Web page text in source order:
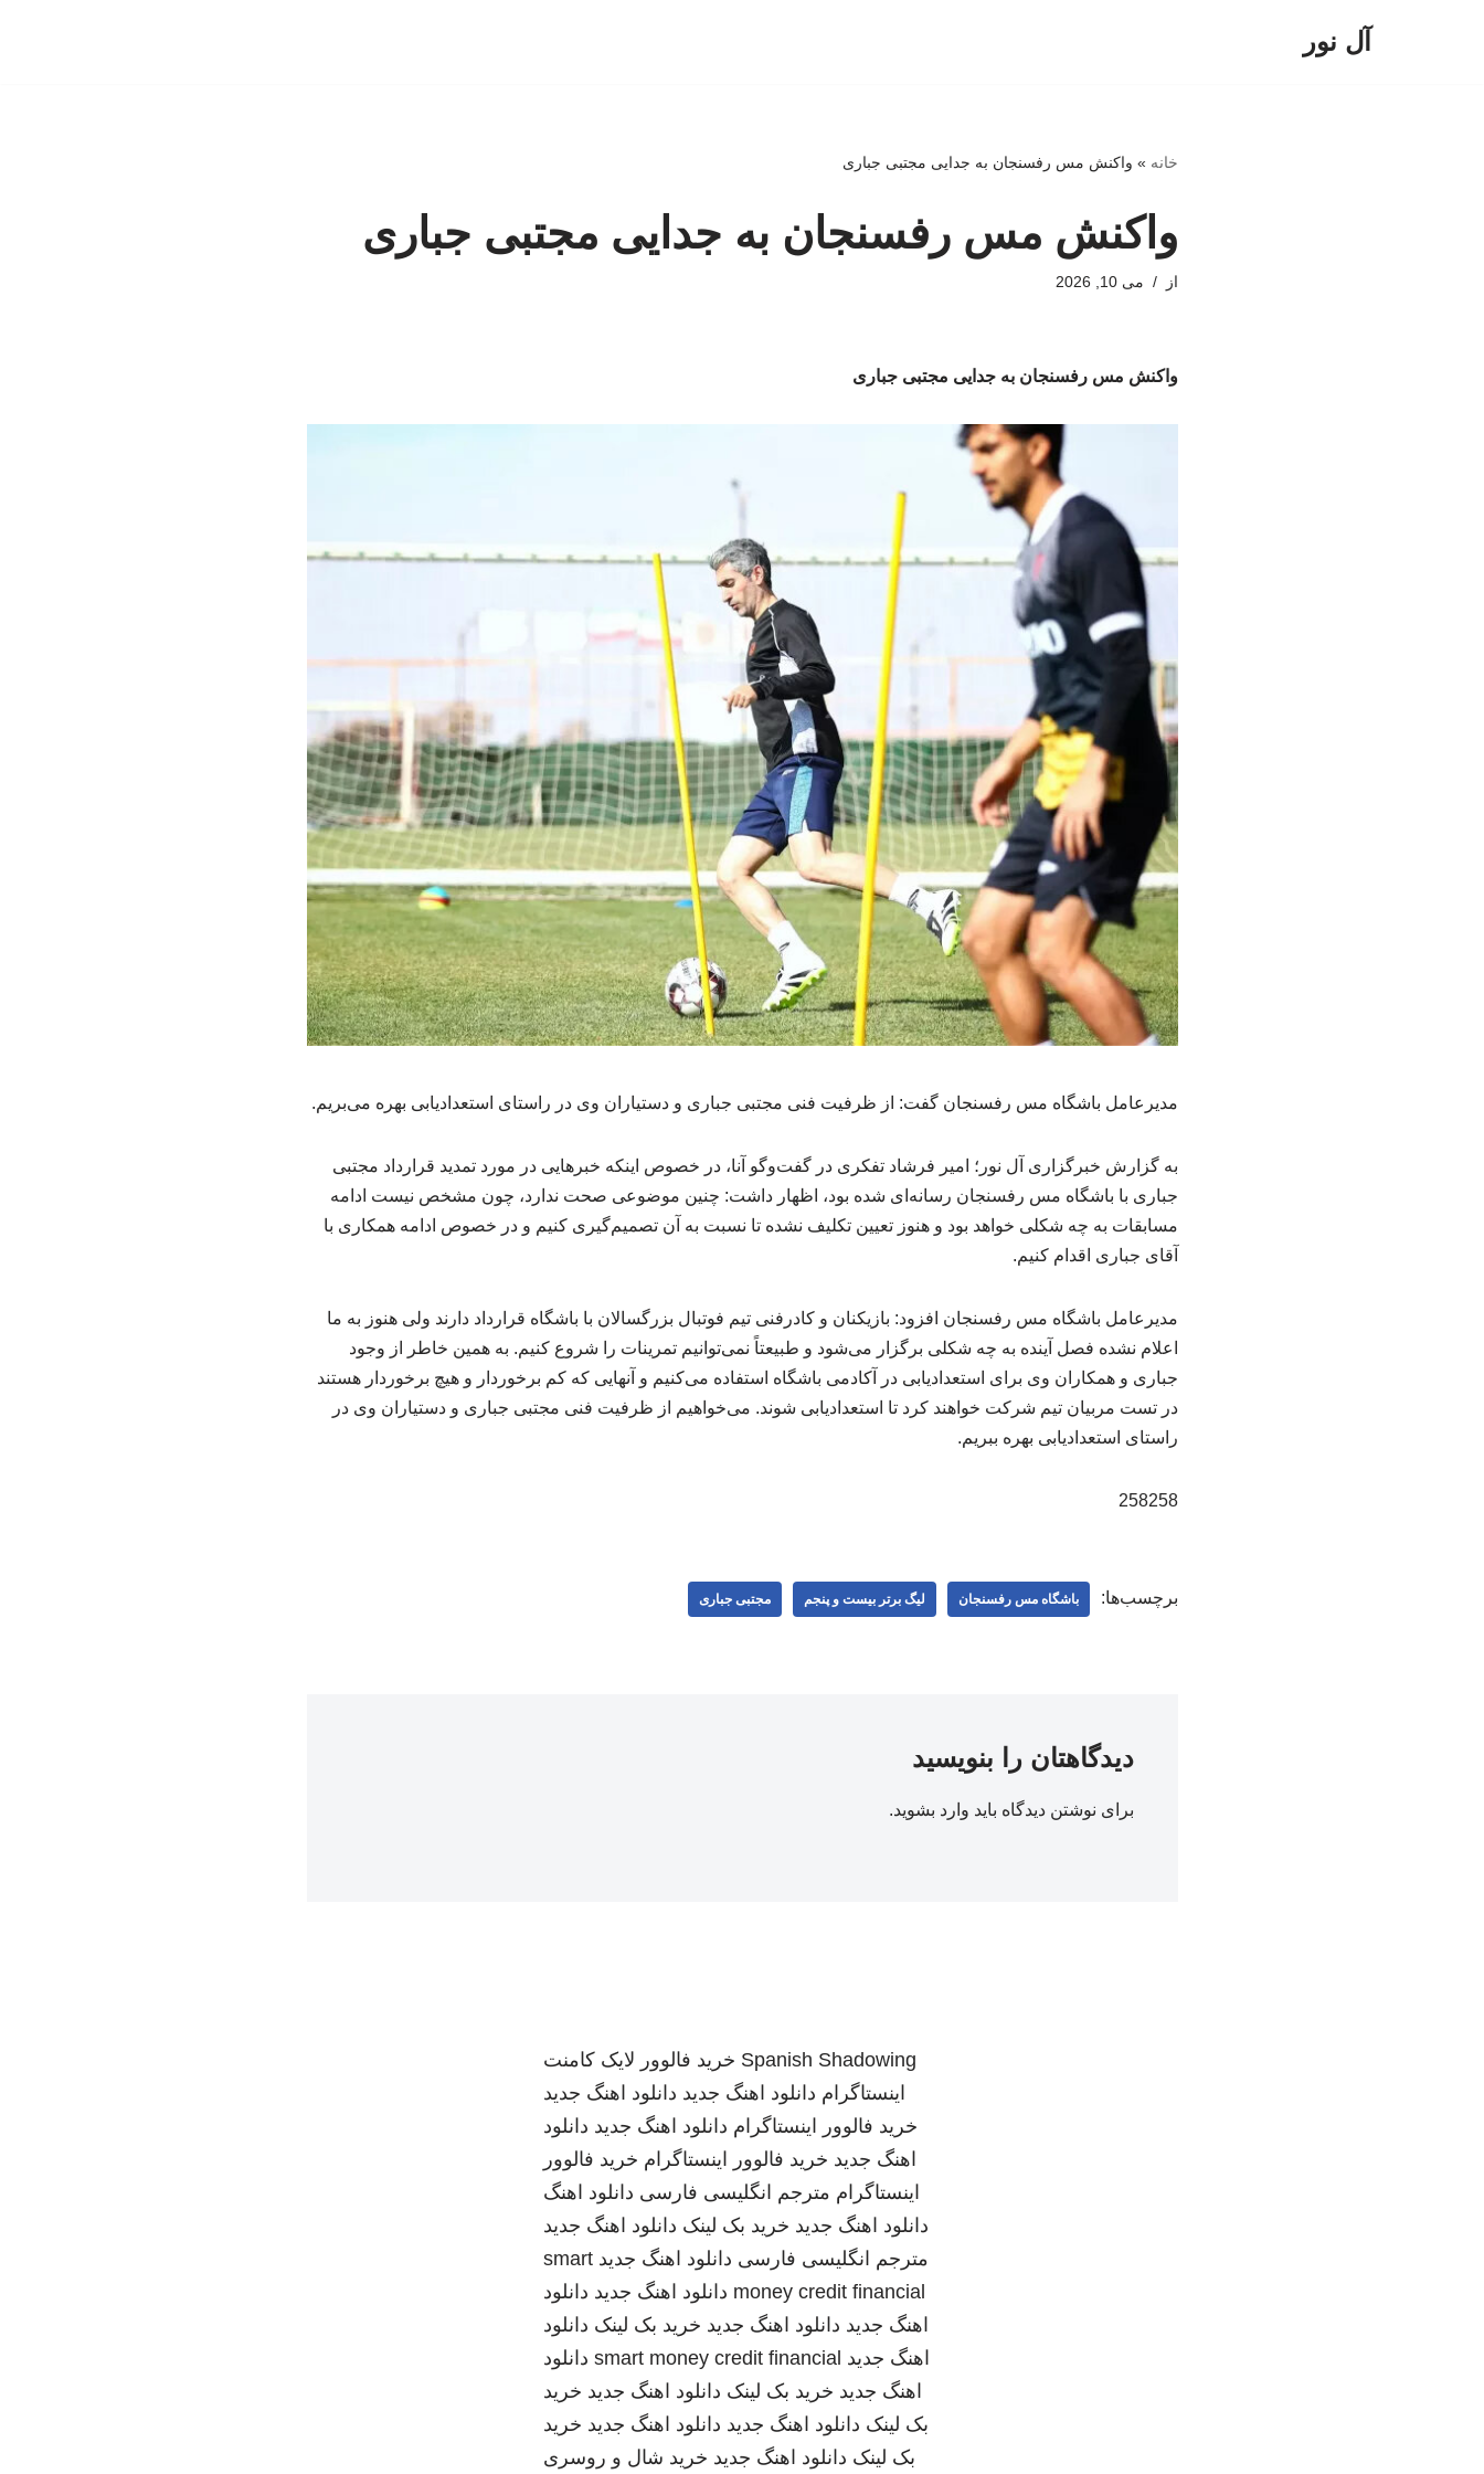
آل نور
خانه » واکنش مس رفسنجان به جدایی مجتبی جباری
واکنش مس رفسنجان به جدایی مجتبی جباری
از می 10, 2026
واکنش مس رفسنجان به جدایی مجتبی جباری
مدیرعامل باشگاه مس رفسنجان گفت: از ظرفیت فنی مجتبی جباری و دستیاران وی در راستای استعدادیابی بهره می‌بریم.
به گزارش خبرگزاری آل نور؛ امیر فرشاد تفکری در گفت‌وگو آنا، در خصوص اینکه خبرهایی در مورد تمدید قرارداد مجتبی
جباری با باشگاه مس رفسنجان رسانه‌ای شده بود، اظهار داشت: چنین موضوعی صحت ندارد، چون مشخص نیست ادامه
مسابقات به چه شکلی خواهد بود و هنوز تعیین تکلیف نشده تا نسبت به آن تصمیم‌گیری کنیم و در خصوص ادامه همکاری با
آقای جباری اقدام کنیم.
مدیرعامل باشگاه مس رفسنجان افزود: بازیکنان و کادرفنی تیم فوتبال بزرگسالان با باشگاه قرارداد دارند ولی هنوز به ما
اعلام نشده فصل آینده به چه شکلی برگزار می‌شود و طبیعتاً نمی‌توانیم تمرینات را شروع کنیم. به همین خاطر از وجود
جباری و همکاران وی برای استعدادیابی در آکادمی باشگاه استفاده می‌کنیم و آنهایی که کم برخوردار و هیچ برخوردار هستند
در تست مربیان تیم شرکت خواهند کرد تا استعدادیابی شوند. می‌خواهیم از ظرفیت فنی مجتبی جباری و دستیاران وی در
راستای استعدادیابی بهره ببریم.
258258
برچسب‌ها: باشگاه مس رفسنجان لیگ برتر بیست و پنجم مجتبی جباری
دیدگاهتان را بنویسید
برای نوشتن دیدگاه باید وارد بشوید.
Spanish Shadowing خرید فالوور لایک کامنت
اینستاگرام دانلود اهنگ جدید دانلود اهنگ جدید
خرید فالوور اینستاگرام دانلود اهنگ جدید دانلود
اهنگ جدید خرید فالوور اینستاگرام خرید فالوور
اینستاگرام مترجم انگلیسی فارسی دانلود اهنگ
دانلود اهنگ جدید خرید بک لینک دانلود اهنگ جدید
مترجم انگلیسی فارسی دانلود اهنگ جدید smart
money credit financial دانلود اهنگ جدید دانلود
اهنگ جدید دانلود اهنگ جدید خرید بک لینک دانلود
اهنگ جدید smart money credit financial دانلود
اهنگ جدید خرید بک لینک دانلود اهنگ جدید خرید
بک لینک دانلود اهنگ جدید دانلود اهنگ جدید خرید
بک لینک دانلود اهنگ جدید خرید شال و روسری